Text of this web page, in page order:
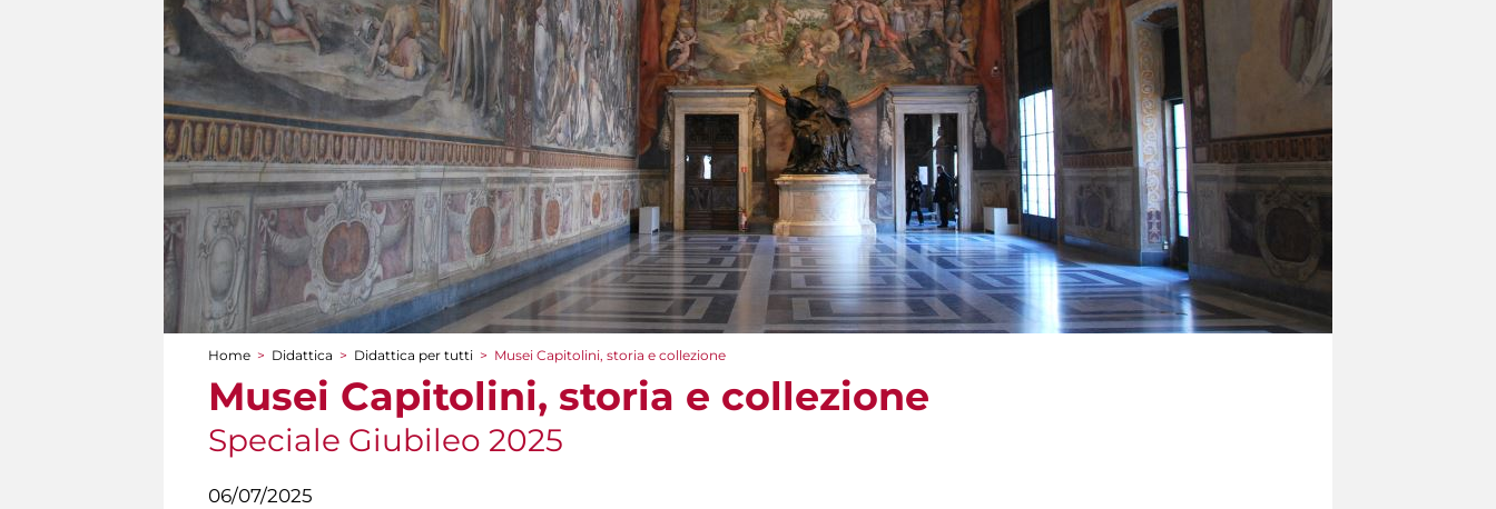
Tu sei qui
Home > Didattica > Didattica per tutti > Musei Capitolini, storia e collezione
Musei Capitolini, storia e collezione
Speciale Giubileo 2025
06/07/2025